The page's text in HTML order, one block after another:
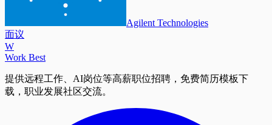
Agilent Technologies
面议
W
Work Best
提供远程工作、AI岗位等高薪职位招聘，免费简历模板下
载，职业发展社区交流。